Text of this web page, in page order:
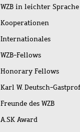
WZB in leichter Sprache
Kooperationen
Internationales
WZB-Fellows
Honorary Fellows
Karl W. Deutsch-
Freunde des WZB
A.SK Award